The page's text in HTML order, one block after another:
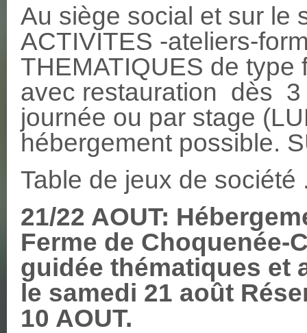
Au siège social et sur le
ACTIVITES -ateliers-
THEMATIQUES de type
avec restauration dès 3
journée ou par stage
hébergement possible.
Table de jeux de société
21/22 AOUT:
Ferme de Choquenée-
guidée thématiques et
le samedi 21 août
10 AOUT.